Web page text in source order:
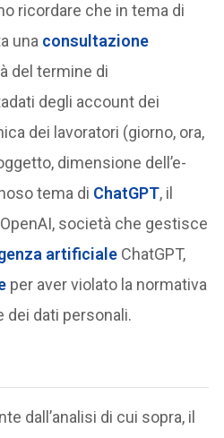
ricordare che in tema di
una consultazione
del termine di
degli account dei
dei lavoratori (giorno, ora,
dimensione dell’e-
tema di ChatGPT, il
società che gestisce
artificiale ChatGPT,
per aver violato la normativa
dei dati personali.
dall’analisi di cui sopra, il